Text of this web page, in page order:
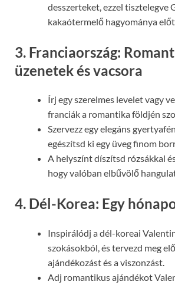
desszerteket, ezzel tisztelegve
kakaótermelő hagyománya
3. Franciaország:
üzenetek és vacsora
Írj egy szerelmes levelet vagy
franciák a romantika földjén
Szervezz egy elegáns
egészítsd ki egy üveg finom
A helyszínt díszítsd rózsákkal
hogy valóban elbűvölő
4. Dél-Korea: Egy
Inspirálódj a dél-koreai
szokásokból, és tervezd meg
ajándékozást és a viszonzást.
Adj romantikus ajándékot